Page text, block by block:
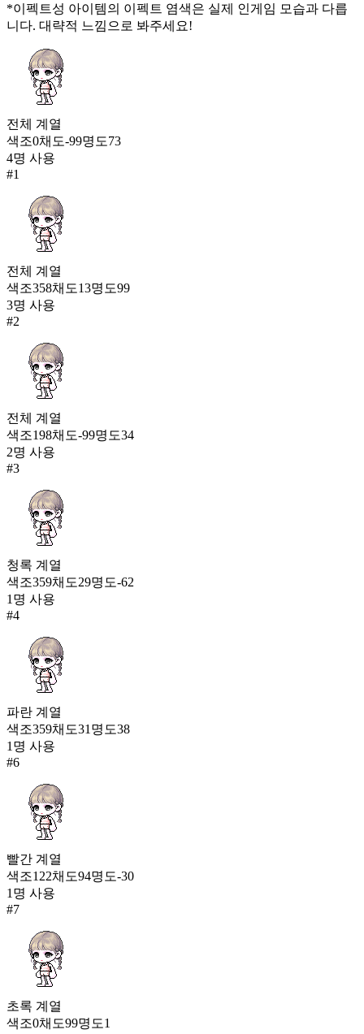
한여름밤 나비
932
샤이닝 캔디
92
푸른 하늘 은하수
918
매화도
악몽 경계
862
95
영혼의 지평선
리본 스트링 짐색
825
97
창세의 힘
*이펙트성 아이템의 이펙트 염색은 실제 인게임 모습과 다릅
니다. 대략적 느낌으로 봐주세요!
전체 계열
색조0채도-99명도73
4명 사용
#1
전체 계열
색조358채도13명도99
3명 사용
#2
전체 계열
색조198채도-99명도34
2명 사용
#3
청록 계열
색조359채도29명도-62
1 명 사용
#4
파란 계열
색조359채도31 명도38
1 명 사용
#6
빨간 계열
색조122채도94명도-30
1 명 사용
#7
초록 계열
색조0채도99명도1